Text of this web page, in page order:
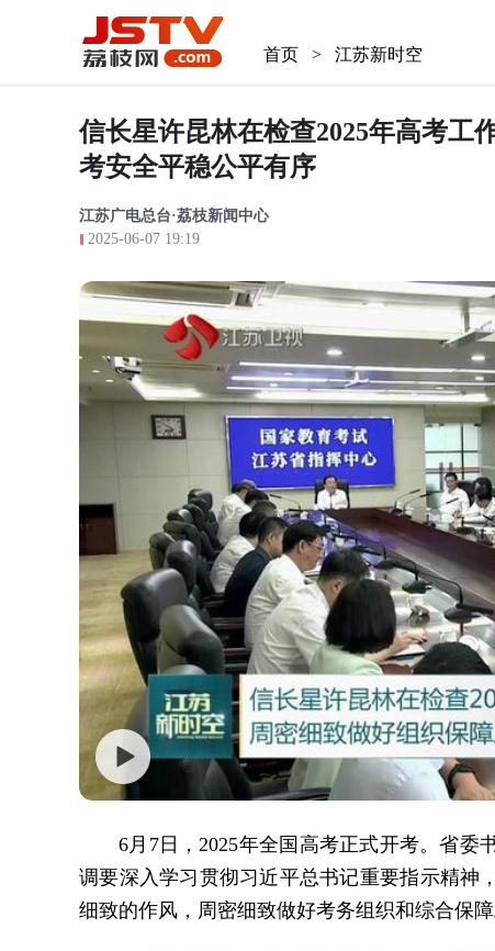
首页 > 江苏新时空
信长星许昆林在检查2025年高考工
考安全平稳公平有序
江苏广电总台·荔枝新闻中心
2025-06-07 19:19
6月7日，2025年全国高考正式开考。省
调要深入学习贯彻习近平总书记重要指示精神
细致的作风，周密细致做好考务组织和综合保